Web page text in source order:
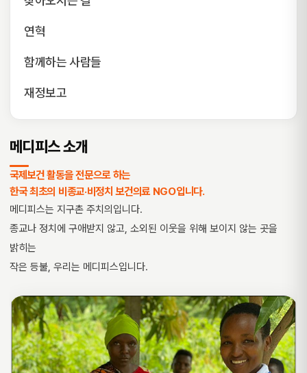
연혁
함께하는 사람들
재정보고
메디피스 소개
국제보건 활동을 전문으로 하는
한국 최초의 비종교·비정치 보건의료 NGO입니다.
메디피스는 지구촌 주치의입니다.
종교나 정치에 구애받지 않고, 소외된 이웃을 위해 보이지 않는 곳을
밝히는
작은 등불, 우리는 메디피스입니다.